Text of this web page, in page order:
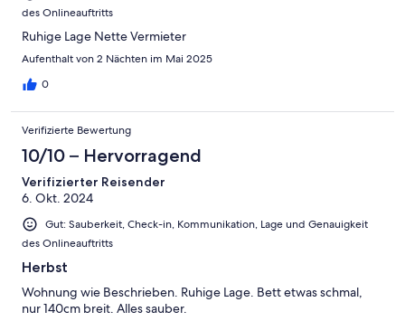
des Onlineauftritts
Ruhige Lage Nette Vermieter
Aufenthalt von 2 Nächten im Mai 2025
0
Verifizierte Bewertung
10/10 – Hervorragend
Verifizierter Reisender
6. Okt. 2024
Gut: Sauberkeit, Check-in, Kommunikation, Lage und Genauigkeit
des Onlineauftritts
Herbst
Wohnung wie Beschrieben. Ruhige Lage. Bett etwas schmal,
nur 140cm breit. Alles sauber.